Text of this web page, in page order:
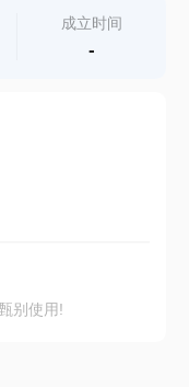
成立时间
-
别使用!